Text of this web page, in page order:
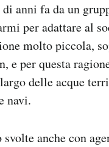
anni fa da un
per adattare al
molto piccola,
e per questa
delle acque
navi.
svolte anche con